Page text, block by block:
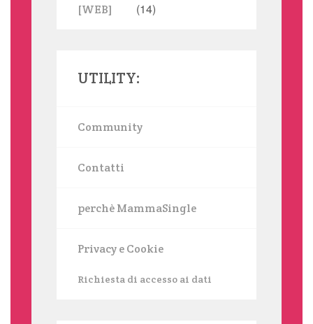
[WEB] (14)
UTILITY:
Community
Contatti
perchè MammaSingle
Privacy e Cookie
Richiesta di accesso ai dati